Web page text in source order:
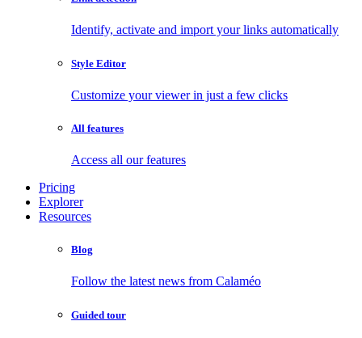
Identify, activate and import your links automatically
Style Editor
Customize your viewer in just a few clicks
All features
Access all our features
Pricing
Explorer
Resources
Blog
Follow the latest news from Calaméo
Guided tour